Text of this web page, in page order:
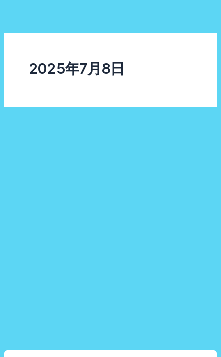
を
2025年7月8日